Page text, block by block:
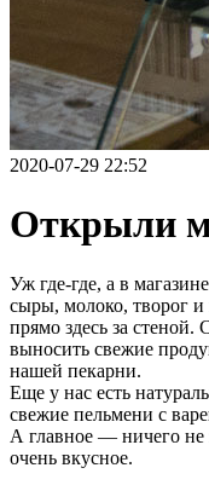
2020-07-29 22:52
Открыли
Уж где-где, а в
сыры, молоко, творог и
прямо здесь за
выносить свежие
нашей пекарни.
Еще у нас есть
свежие пельмени с
А главное — ничего не
очень вкусное.